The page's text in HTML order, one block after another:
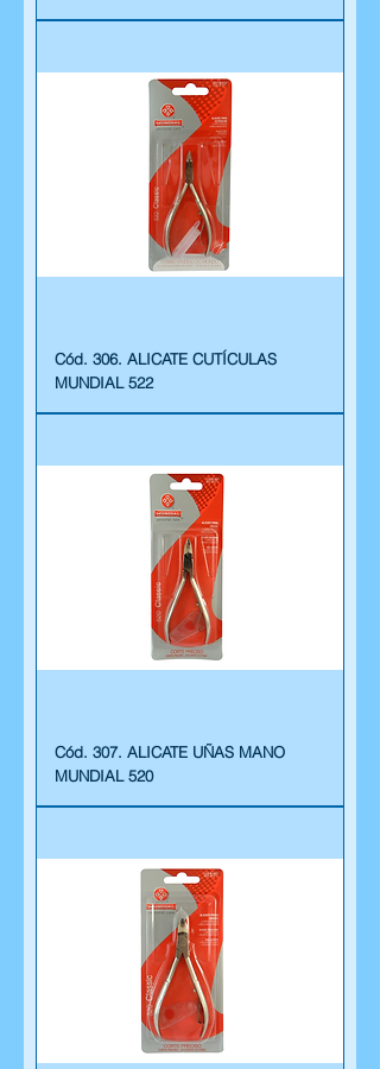
Cód. 306. ALICATE CUTÍCULAS
MUNDIAL 522
Cód. 307. ALICATE UÑAS MANO
MUNDIAL 520